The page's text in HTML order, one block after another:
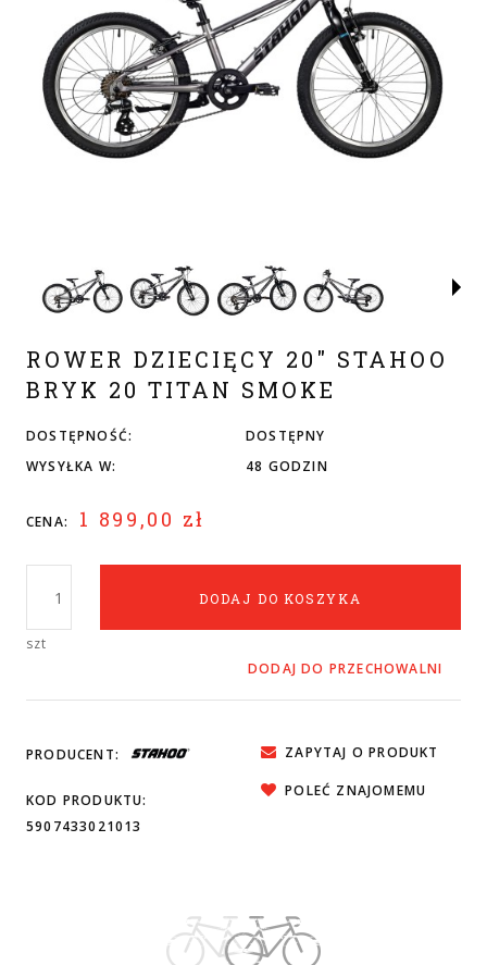
ROWER DZIECIĘCY 20" STAHOO
BRYK 20 TITAN SMOKE
DOSTĘPNOŚĆ:
DOSTĘPNY
WYSYŁKA W:
48 GODZIN
CENA: 1 899,00 zł
szt
DODAJ DO KOSZYKA
DODAJ DO PRZECHOWALNI
PRODUCENT:
KOD PRODUKTU:
5907433021013
ZAPYTAJ O PRODUKT
POLEĆ ZNAJOMEMU